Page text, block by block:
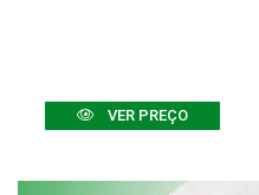
VER PREÇO